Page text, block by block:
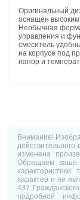
Оригинальный
оснащен
Необычная
управления и
смеситель
на корпусе под
напор и
Внимание!
изменена
Обращаем ваше
характер и не
437
подробной